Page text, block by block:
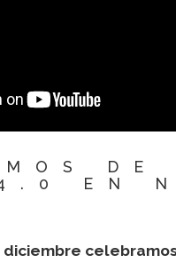
DE
EN
diciembre